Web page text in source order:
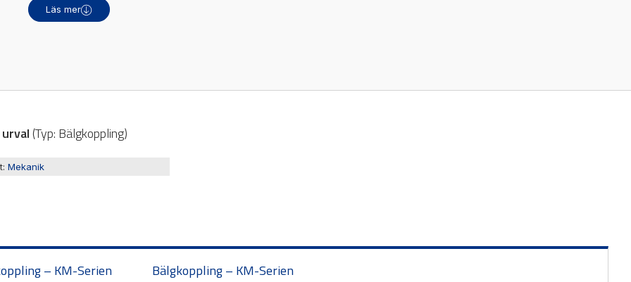
/ Displayer
Läs mer
(Typ: Bälgkoppling)
Mekanik
– KM-Serien Bälgkoppling – KM-Serien